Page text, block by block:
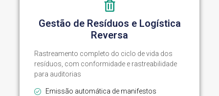
Gestão de Resíduos e Logística
Reversa
Rastreamento completo do ciclo de vida dos
resíduos, com conformidade e rastreabilidade
para auditorias
Emissão automática de manifestos